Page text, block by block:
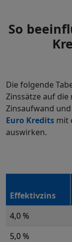
So
Die folgende
Zinssätze auf
Zinsaufwand
Euro Kredits mit
auswirken.
Effektivzins
4,0 %
5,0 %